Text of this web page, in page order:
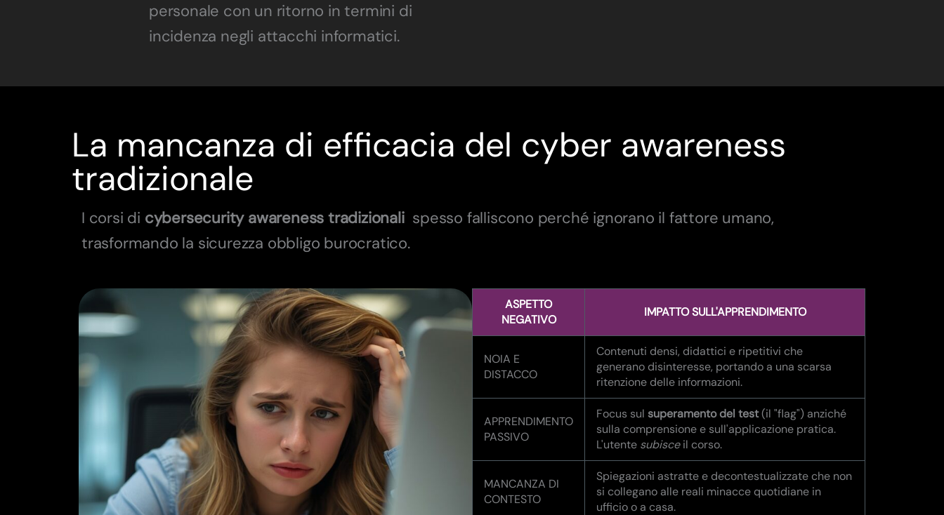
personale con un ritorno in termini di
incidenza negli attacchi informatici.
La mancanza di efficacia del cyber awareness
tradizionale
I corsi di cybersecurity awareness tradizionali spesso falliscono perché ignorano il fattore umano,
trasformando la sicurezza obbligo burocratico.
ASPETTO
NEGATIVO
IMPATTO SULL'APPRENDIMENTO
NOIA E
DISTACCO
Contenuti densi, didattici e ripetitivi che
generano disinteresse, portando a una scarsa
ritenzione delle informazioni.
APPRENDIMENTO
PASSIVO
Focus sul superamento del test(il "flag") anziché
sulla comprensione e sull'applicazione pratica.
L'utente subisceil corso.
MANCANZA DI
CONTESTO
Spiegazioni astratte e decontestualizzate che non
si collegano alle reali minacce quotidiane in
ufficio o a casa.